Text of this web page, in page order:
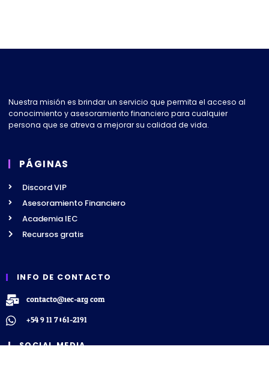
Nuestra misión es brindar un servicio que permita el acceso al
conocimiento y asesoramiento financiero para cualquier
persona que se atreva a mejorar su calidad de vida.
PÁGINAS
Discord VIP
Asesoramiento Financiero
Academia IEC
Recursos gratis
INFO DE CONTACTO
contacto@iec-arg.com
+54 9 11 7061-2191
SOCIAL MEDIA